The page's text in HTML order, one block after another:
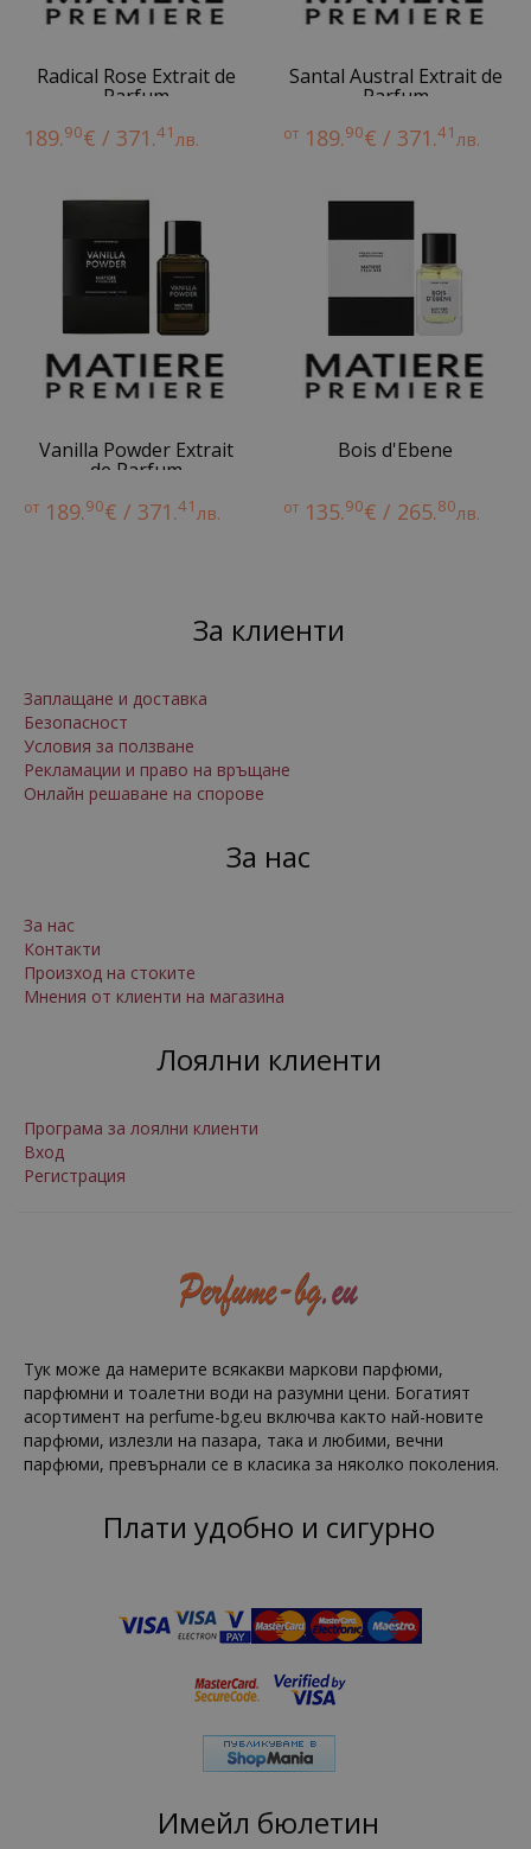
Radical Rose Extrait de
Parfum
189.90€ / 371.41лв.
Santal Austral Extrait de
Parfum
от 189.90€ / 371.41лв.
Vanilla Powder Extrait
de Parfum
от 189.90€ / 371.41лв.
Bois d'Ebene
от 135.90€ / 265.80лв.
За клиенти
Заплащане и доставка
Безопасност
Условия за ползване
Рекламации и право на връщане
Онлайн решаване на спорове
За нас
За нас
Контакти
Произход на стоките
Мнения от клиенти на магазина
Лоялни клиенти
Програма за лоялни клиенти
Вход
Регистрация
Тук може да намерите всякакви маркови парфюми,
парфюмни и тоалетни води на разумни цени. Богатият
асортимент на perfume-bg.eu включва както най-новите
парфюми, излезли на пазара, така и любими, вечни
парфюми, превърнали се в класика за няколко поколения.
Плати удобно и сигурно
Имейл бюлетин